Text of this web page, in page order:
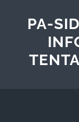
PA-